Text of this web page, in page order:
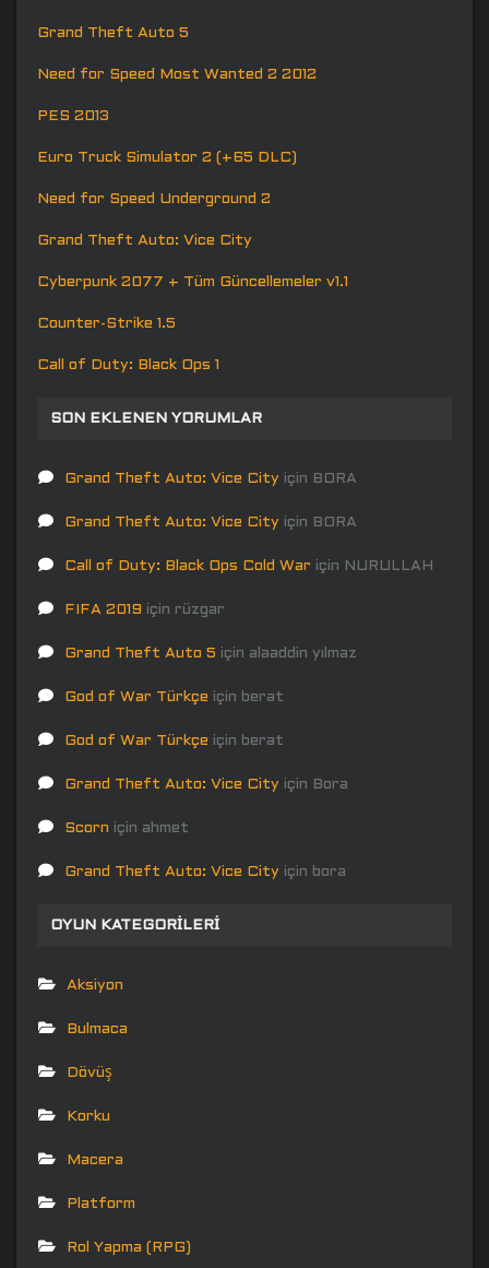
Grand Theft Auto 5
Need for Speed Most Wanted 2 2012
PES 2013
Euro Truck Simulator 2 (+65 DLC)
Need for Speed Underground 2
Grand Theft Auto: Vice City
Cyberpunk 2077 + Tüm Güncellemeler v1.1
Counter-Strike 1.5
Call of Duty: Black Ops 1
SON EKLENEN YORUMLAR
Grand Theft Auto: Vice City için BORA
Grand Theft Auto: Vice City için BORA
Call of Duty: Black Ops Cold War için NURULLAH
FIFA 2019 için rüzgar
Grand Theft Auto 5 için alaaddin yılmaz
God of War Türkçe için berat
God of War Türkçe için berat
Grand Theft Auto: Vice City için Bora
Scorn için ahmet
Grand Theft Auto: Vice City için bora
OYUN KATEGORILERI
Aksiyon
Bulmaca
Dövüş
Korku
Macera
Platform
Rol Yapma (RPG)